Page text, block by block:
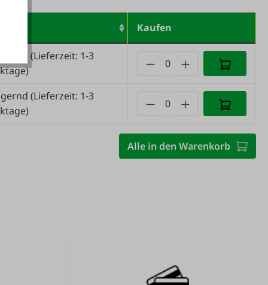
Kaufen
(Lieferzeit: 1-3
(Lieferzeit: 1-3
Alle in den Warenkorb